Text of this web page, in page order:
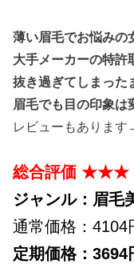
薄い眉毛でお悩みの
大手メーカーの特許
抜き過ぎてしまった
眉毛でも目の印象は
レビューもあります
総合評価 ★★★
ジャンル：眉毛
通常価格：4104
定期価格：3694